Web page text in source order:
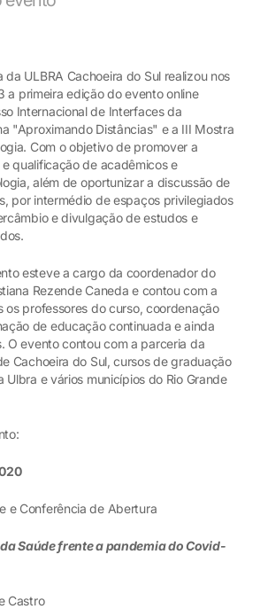
da ULBRA Cachoeira do Sul realizou nos
a primeira edição do evento online
Internacional de Interfaces da
"Aproximando Distâncias" e a III Mostra
Com o objetivo de promover a
qualificação de acadêmicos e
além de oportunizar a discussão de
por intermédio de espaços privilegiados
e divulgação de estudos e
esteve a cargo da coordenador do
Rezende Caneda e contou com a
os professores do curso, coordenação
de educação continuada e ainda
O evento contou com a parceria da
Cachoeira do Sul, cursos de graduação
Ulbra e vários municípios do Rio Grande
e Conferência de Abertura
Saúde frente a pandemia do Covid-
Castro